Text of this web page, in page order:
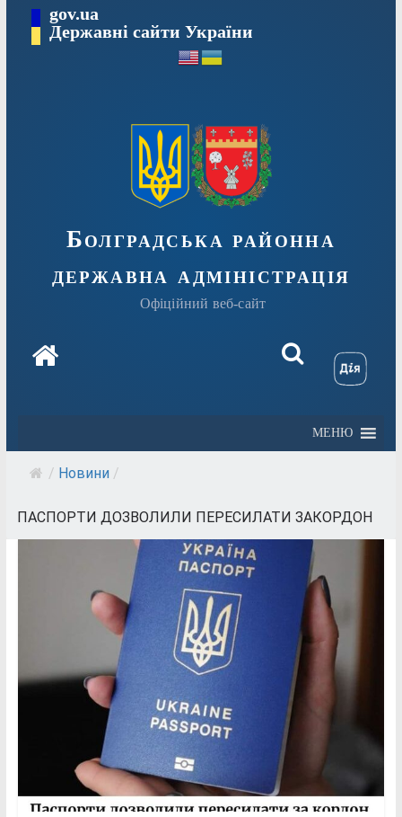
Перейтиgov.ua
Державні сайти України
Болградська районна
державна адміністрація
Офіційний веб-сайт
МЕНЮ
/ Новини /
ПАСПОРТИ ДОЗВОЛИЛИ ПЕРЕСИЛАТИ ЗАКОРДОН